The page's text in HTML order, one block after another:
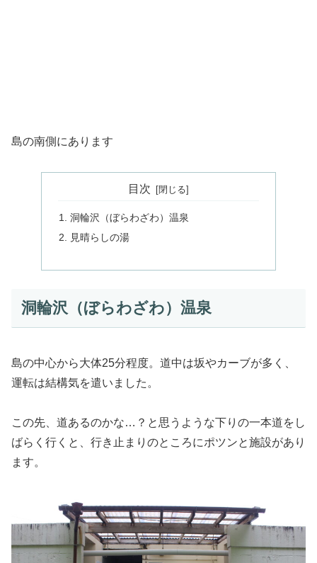
島の南側にあります
目次
洞輪沢（ぼらわざわ）温泉
見晴らしの湯
洞輪沢（ぼらわざわ）温泉
島の中心から大体25分程度。道中は坂やカーブが多く、
運転は結構気を遣いました。
この先、道あるのかな…？と思うような下りの一本道をし
ばらく行くと、行き止まりのところにポツンと施設があり
ます。